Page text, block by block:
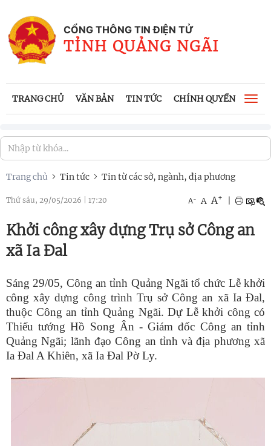
CỔNG THÔNG TIN ĐIỆN TỬ
TỈNH QUẢNG NGÃI
TRANG CHỦ VĂN BẢN TIN TỨC CHÍNH QUYỀN
Trang chủ Tin tức Tin từ các sở, ngành, địa phương
Thứ sáu, 29/05/2026 17:20 A- A A+
Khởi công xây dựng Trụ sở Công an
xã Ia Đal
Sáng 29/05, Công an tỉnh Quảng Ngãi tổ chức Lễ khởi
công xây dựng công trình Trụ sở Công an xã Ia Đal,
thuộc Công an tỉnh Quảng Ngãi. Dự Lễ khởi công có
Thiếu tướng Hồ Song Ân - Giám đốc Công an tỉnh
Quảng Ngãi; lãnh đạo Công an tỉnh và địa phương xã
Ia Đal A Khiên, xã Ia Đal Pờ Ly.